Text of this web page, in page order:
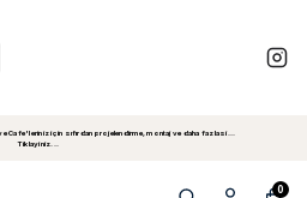
Cafe'leriniz için sıfırdan projelendirme, montaj ve daha fazlasi...
Tiklayiniz...
0